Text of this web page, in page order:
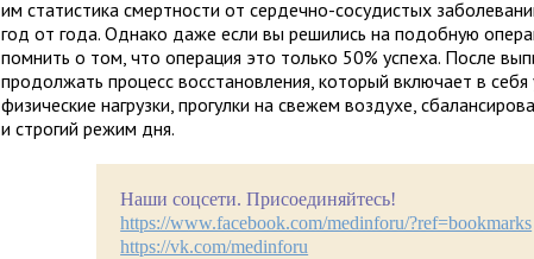
им статистика смертности от сердечно-сосудистых
год от года. Однако даже если вы решились на подобную
помнить о том, что операция это только 50% успеха. После
продолжать процесс восстановления, который включает в
физические нагрузки, прогулки на свежем воздухе,
и строгий режим дня.
Наши соцсети. Присоединяйтесь!
https://www.facebook.com/medinforu/?ref=bookmarks
https://vk.com/medinforu